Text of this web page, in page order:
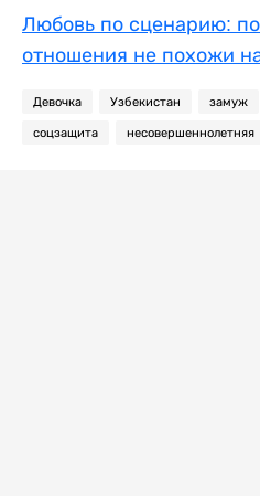
Любовь по сценарию:
отношения не похожи
Девочка Узбекистан замуж
соцзащита несовершеннолетняя